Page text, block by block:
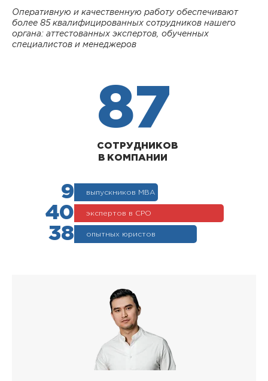
Оперативную и качественную работу обеспечивают
более 85 квалифицированных сотрудников нашего
органа: аттестованных экспертов, обученных
специалистов и менеджеров
87
СОТРУДНИКОВ
В КОМПАНИИ
9 выпускников МВА
40 экспертов в СРО
38 опытных юристов